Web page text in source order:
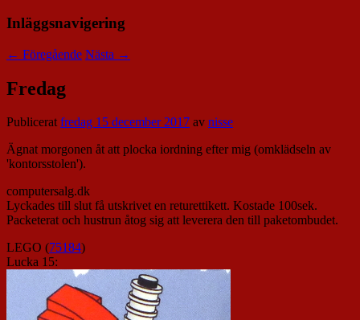
Inläggsnavigering
← Föregående Nästa →
Fredag
Publiceratfredag 15 december 2017 av nisse
Ägnat morgonen åt att plocka iordning efter mig (omklädseln av
'kontorsstolen').
computersalg.dk
Lyckades till slut få utskrivet en returettikett. Kostade 100sek.
Packeterat och hustrun åtog sig att leverera den till paketombudet.
LEGO (75184)
Lucka 15: